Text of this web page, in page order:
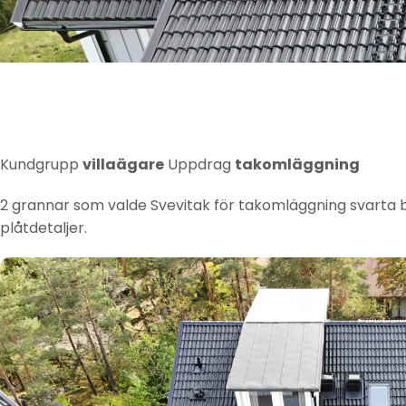
Kundgrupp villaägare Uppdrag takomläggning
2 grannar som valde Svevitak för takomläggning
plåtdetaljer.